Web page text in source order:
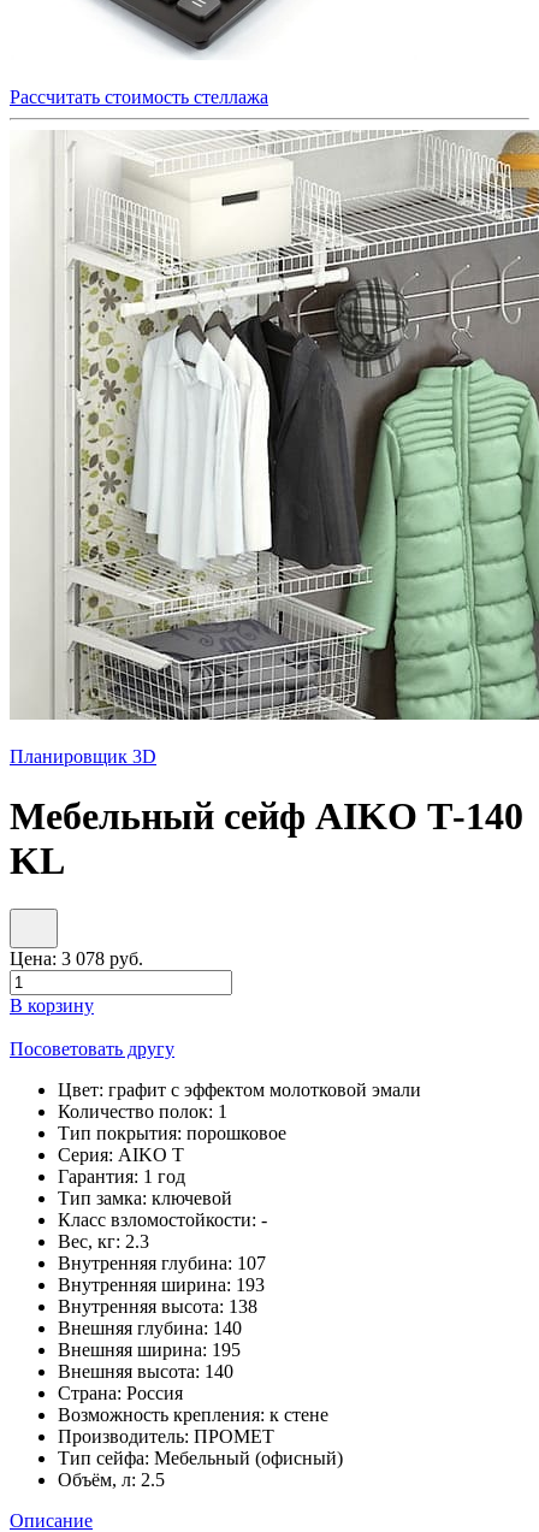
Рассчитать стоимость стеллажа
Планировщик 3D
Мебельный сейф AIKO Т-140
KL
Цена: 3 078 руб.
В корзину
Посоветовать другу
Цвет: графит с эффектом молотковой эмали
Количество полок: 1
Тип покрытия: порошковое
Серия: AIKO T
Гарантия: 1 год
Тип замка: ключевой
Класс взломостойкости: -
Вес, кг: 2.3
Внутренняя глубина: 107
Внутренняя ширина: 193
Внутренняя высота: 138
Внешняя глубина: 140
Внешняя ширина: 195
Внешняя высота: 140
Страна: Россия
Возможность крепления: к стене
Производитель: ПРОМЕТ
Тип сейфа: Мебельный (офисный)
Объём, л: 2.5
Описание